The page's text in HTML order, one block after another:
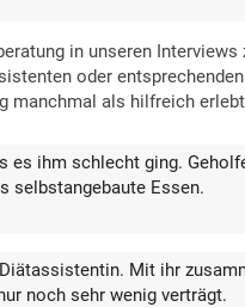
in unseren Interviews
oder
manchmal als hilfreich
es ihm schlecht ging.
selbstangebaute Essen.
Mit ihr
noch sehr wenig verträgt.